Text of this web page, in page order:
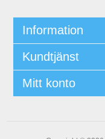
Information
Kundtjänst
Mitt konto